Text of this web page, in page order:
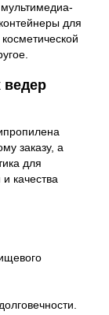
мультимедиа-
для
ведер
заказу, а
для
качества